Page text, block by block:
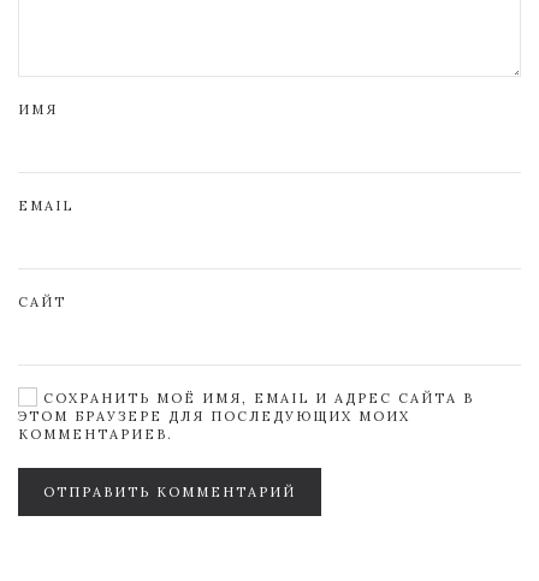
ИМЯ
EMAIL
САЙТ
СОХРАНИТЬ МОЁ ИМЯ, EMAIL И АДРЕС САЙТА В
ЭТОМ БРАУЗЕРЕ ДЛЯ ПОСЛЕДУЮЩИХ МОИХ
КОММЕНТАРИЕВ.
ОТПРАВИТЬ КОММЕНТАРИЙ